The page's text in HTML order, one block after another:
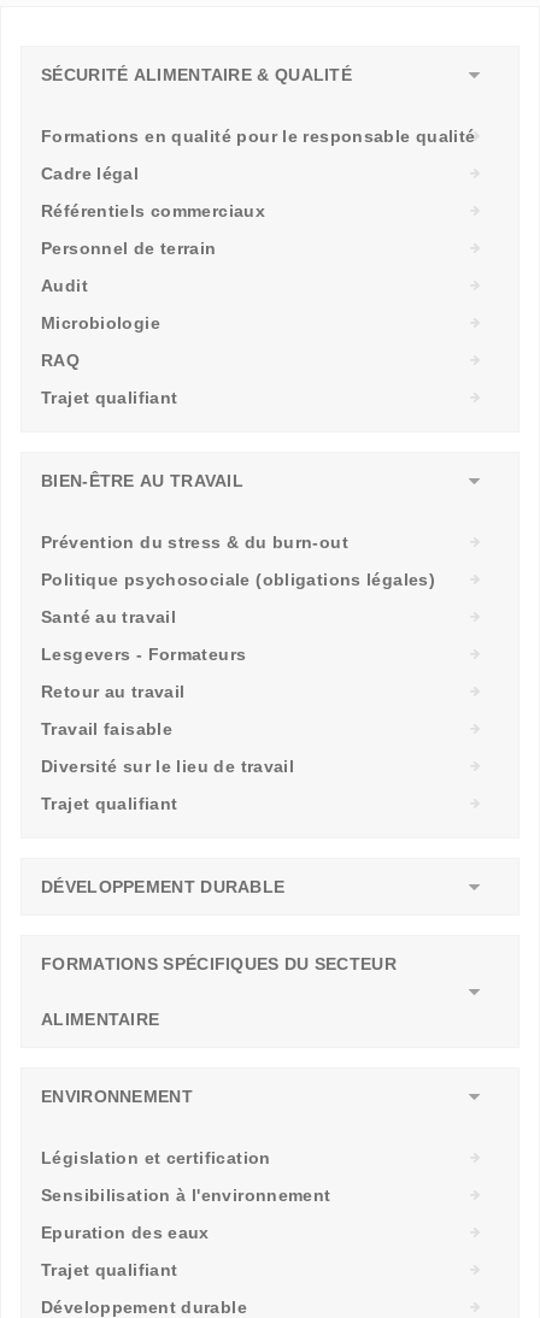
SÉCURITÉ ALIMENTAIRE & QUALITÉ
Formations en qualité pour le responsable qualité
Cadre légal
Référentiels commerciaux
Personnel de terrain
Audit
Microbiologie
RAQ
Trajet qualifiant
BIEN-ÊTRE AU TRAVAIL
Prévention du stress & du burn-out
Politique psychosociale (obligations légales)
Santé au travail
Lesgevers - Formateurs
Retour au travail
Travail faisable
Diversité sur le lieu de travail
Trajet qualifiant
DÉVELOPPEMENT DURABLE
FORMATIONS SPÉCIFIQUES DU SECTEUR
ALIMENTAIRE
ENVIRONNEMENT
Législation et certification
Sensibilisation à l'environnement
Epuration des eaux
Trajet qualifiant
Développement durable